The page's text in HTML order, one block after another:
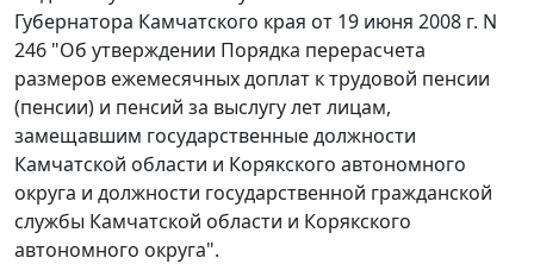
Губернатора Камчатского края от 19 июня 2008 г. N
246 "Об утверждении Порядка перерасчета
размеров ежемесячных доплат к трудовой пенсии
(пенсии) и пенсий за выслугу лет лицам,
замещавшим государственные должности
Камчатской области и Корякского автономного
округа и должности государственной гражданской
службы Камчатской области и Корякского
автономного округа".